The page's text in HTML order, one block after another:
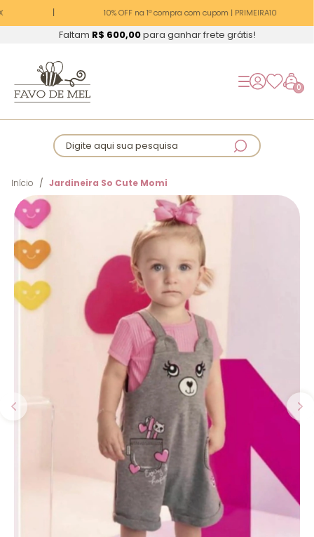
10% OFF na 1ª compra com cupom | PRIMEIRA10
Faltam R$ 600,00para ganhar frete grátis!
0
Digite aqui sua pesquisa
Início Jardineira So Cute Momi